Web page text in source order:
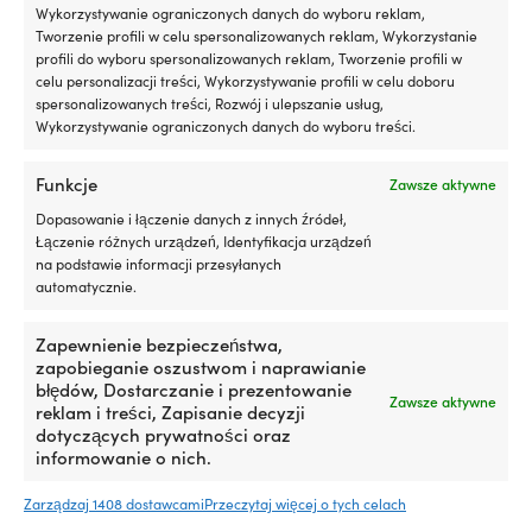
Wykorzystywanie ograniczonych danych do wyboru reklam,
Tworzenie profili w celu spersonalizowanych reklam, Wykorzystanie
profili do wyboru spersonalizowanych reklam, Tworzenie profili w
celu personalizacji treści, Wykorzystywanie profili w celu doboru
spersonalizowanych treści, Rozwój i ulepszanie usług,
Wykorzystywanie ograniczonych danych do wyboru treści.
Funkcje
Zawsze aktywne
Dopasowanie i łączenie danych z innych źródeł,
Łączenie różnych urządzeń, Identyfikacja urządzeń
na podstawie informacji przesyłanych
automatycznie.
Zapewnienie bezpieczeństwa,
zapobieganie oszustwom i naprawianie
błędów, Dostarczanie i prezentowanie
reklam i treści, Zapisanie decyzji
dotyczących prywatności oraz
informowanie o nich.
Zawsze aktywne
Zarządzaj 1408 dostawcamiPrzeczytaj więcej o tych celach
G (BSP) (zewnętrzny) do 13
mm (1/2″) węża
4,50€
VAT wlicz.
1 W MAGAZYNIE (MOŻE BYĆ
ZAMÓWIONY)
G (BSP) (zewnętrzny) do węża
19 mm (3/4″)
6,34€
VAT wlicz.
9 W MAGAZYNIE (MOŻE BYĆ
ZAMÓWIONY)
Końcówka węża Guidi Hose
1/2″ G (BSP) (zewnętrzny) do
mosiądz, 1 1/4″ G (BSP)